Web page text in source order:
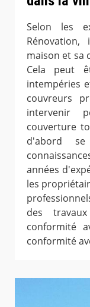
Selon les
maison et sa
Cela peut
intempéries
couvreurs
intervenir
couverture
d'abord
années
les
des
conformité
conformité